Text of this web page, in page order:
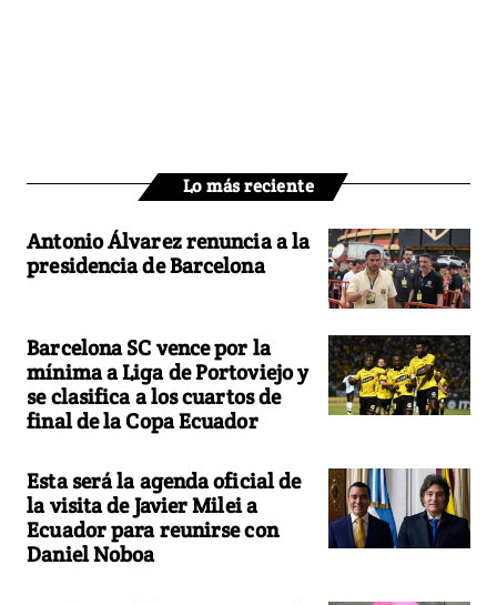
Lo más reciente
Antonio Álvarez renuncia a la
presidencia de Barcelona
Barcelona SC vence por la
mínima a Liga de Portoviejo y
se clasifica a los cuartos de
final de la Copa Ecuador
Esta será la agenda oficial de
la visita de Javier Milei a
Ecuador para reunirse con
Daniel Noboa